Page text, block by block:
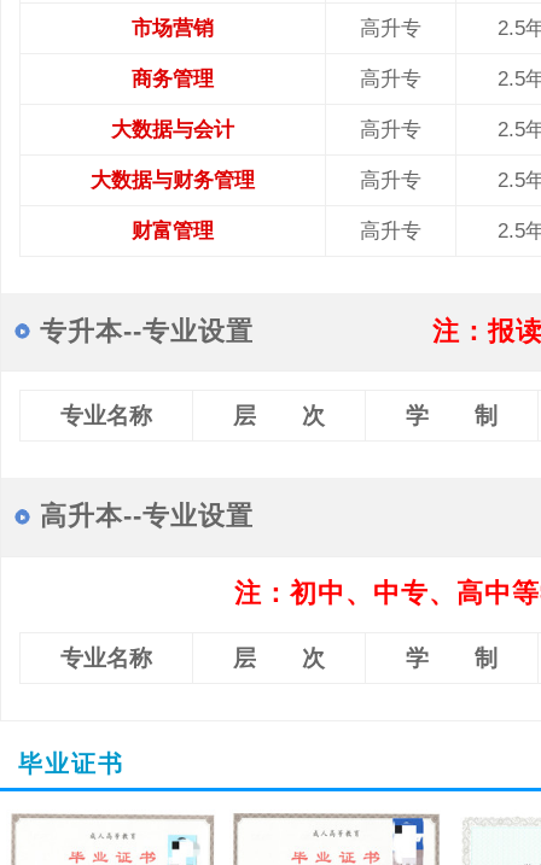
市场营销 高升专 2.5
商务管理 高升专 2.5
大数据与会计 高升专 2.5
大数据与财务管理 高升专 2.5
财富管理 高升专 2.5
专升本--专业设置 注：报
专业名称 层 次 学 制
高升本--专业设置
注：初中、中专、高中
专业名称 层 次 学 制
毕业证书